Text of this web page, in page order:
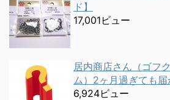
ド】
17,001ビュー
居内商店さん（ゴフ
ム）2ヶ月過ぎても
6,924ビュー